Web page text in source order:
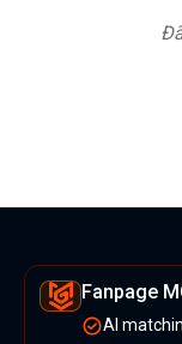
Fanpage
AI